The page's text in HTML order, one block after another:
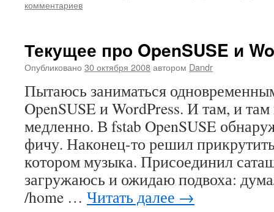
комментариев
Текущее про OpenSUSE и
Опубликовано 30 октября 2008автором Dandr
Пытаюсь заниматься
OpenSUSE и WordPress. И там, и
медленно. В fstab OpenSUSE
фичу. Наконец-то решил
котором музыка. Присоединил
загружаюсь и ожидаю подвоха:
/home … Читать далее →